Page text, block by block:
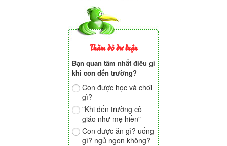
Thăm dò dư luận
Bạn quan tâm nhất điều gì
khi con đến trường?
Con được học và chơi
gì?
"Khi đến trường cô
giáo như mẹ hiền"
Con được ăn gì? uống
gì? ngủ ngon không?